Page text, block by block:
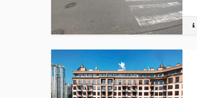
РЕКОМЕНДУЄМО / ЗНИЖКА TOP